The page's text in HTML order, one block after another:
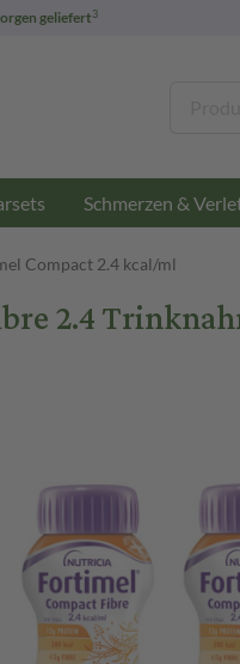
geliefert3
Schmerzen &
Compact 2.4 kcal/ml
2.4